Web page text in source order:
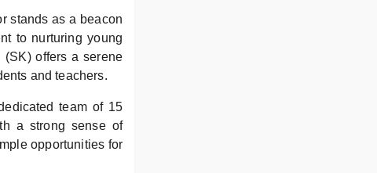
stands as a beacon
to nurturing young
(SK) offers a serene
and teachers.
team of 15
a strong sense of
opportunities for